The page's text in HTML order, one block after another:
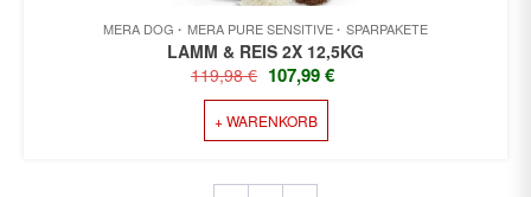
MERA DOG MERA PURE SENSITIVE SPARPAKETE
LAMM & REIS 2X 12,5KG
119,98€ URSPRÜNGLICHER
PREIS
WAR:
119,98 €
107,99€
+ WARENKORB